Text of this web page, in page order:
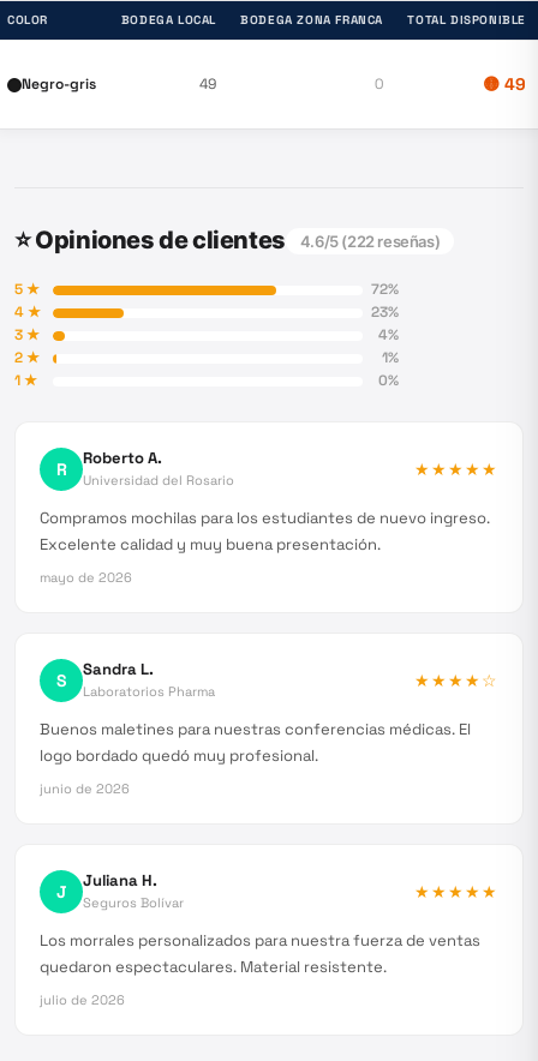
COLOR BODEGA LOCAL BODEGA ZONA FRANCA TOTAL DISPONIBLE
Negro-gris 49 0 🟡 49
⭐ Opiniones de clientes 4.6/5 (222 reseñas)
5★ 72%
4★ 23%
3★ 4%
2★ 1%
1★ 0%
R Roberto A.
Universidad del Rosario
★★★★★
Compramos mochilas para los estudiantes de nuevo ingreso.
Excelente calidad y muy buena presentación.
mayo de 2026
S Sandra L.
Laboratorios Pharma
★★★★☆
Buenos maletines para nuestras conferencias médicas. El
logo bordado quedó muy profesional.
junio de 2026
J Juliana H.
Seguros Bolívar
★★★★★
Los morrales personalizados para nuestra fuerza de ventas
quedaron espectaculares. Material resistente.
julio de 2026